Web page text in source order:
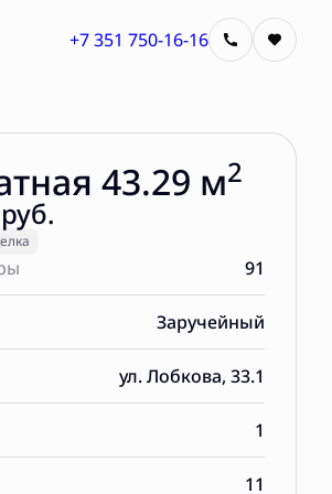
+7 351 750-16-16
Забронировать
43.29 м2
91
Заручейный
ул. Лобкова, 33.1
1
11